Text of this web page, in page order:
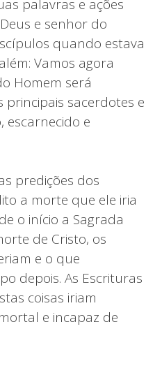
palavras e ações
e senhor do
quando estava
Vamos agora
Homem será
principais sacerdotes e
escarnecido e
predições dos
a morte que ele iria
o início a Sagrada
de Cristo, os
e o que
depois. As Escrituras
coisas iriam
e incapaz de